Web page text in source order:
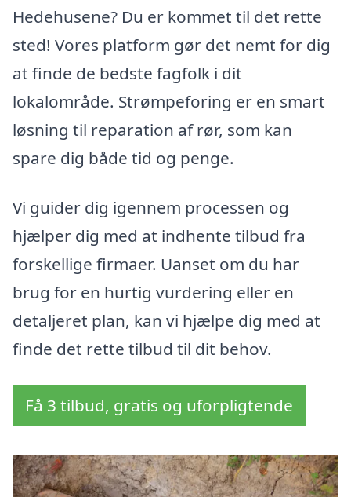
Hedehusene? Du er kommet til det rette
sted! Vores platform gør det nemt for dig
at finde de bedste fagfolk i dit
lokalområde. Strømpeforing er en smart
løsning til reparation af rør, som kan
spare dig både tid og penge.
Vi guider dig igennem processen og
hjælper dig med at indhente tilbud fra
forskellige firmaer. Uanset om du har
brug for en hurtig vurdering eller en
detaljeret plan, kan vi hjælpe dig med at
finde det rette tilbud til dit behov.
Få 3 tilbud, gratis og uforpligtende